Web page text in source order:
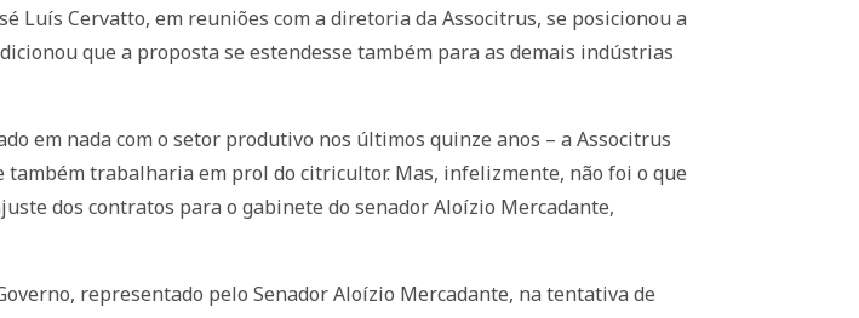
Luís Cervatto, em reuniões com a diretoria da Associtrus, se posicionou a
que a proposta se estendesse também para as demais indústrias
em nada com o setor produtivo nos últimos quinze anos – a Associtrus
trabalharia em prol do citricultor. Mas, infelizmente, não foi o que
dos contratos para o gabinete do senador Aloízio Mercadante,
representado pelo Senador Aloízio Mercadante, na tentativa de